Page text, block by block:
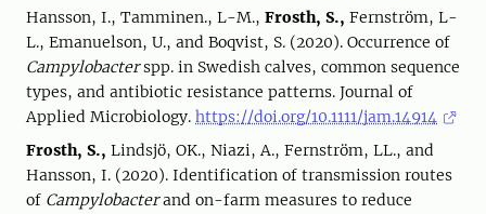
Hansson, I., Tamminen., L-M., Frosth, S., Fernström, L-
L., Emanuelson, U., and Boqvist, S. (2020). Occurrence of
Campylobacterspp. in Swedish calves, common sequence
types, and antibiotic resistance patterns. Journal of
Applied Microbiology. https://doi.org/10.1111/jam.14914
Frosth, S., Lindsjö, OK., Niazi, A., Fernström, LL., and
Hansson, I. (2020). Identification of transmission routes
of Campylobacterand on-farm measures to reduce